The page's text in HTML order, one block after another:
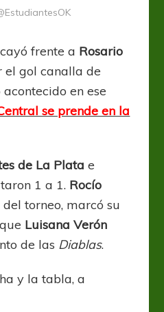
frente a Rosario
el gol canalla de
acontecido en ese
se prende en la
de La Plata e
1 a 1. Rocío
torneo, marcó su
Luisana Verón
de las Diablas.
y la tabla, a